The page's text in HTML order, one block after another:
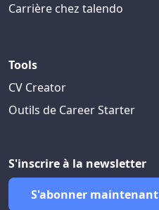
Carrière chez talendo
Tools
CV Creator
Outils de Career Starter
S'inscrire à la newsletter
S'abonner maintenant